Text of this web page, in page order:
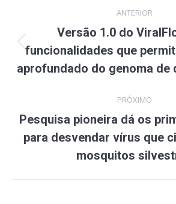
de
post:
ANTERIOR
Post
anterior:
Versão 1.0 do
funcionalidades que
aprofundado do genoma de
PRÓXIMO
Próximo
post:
Pesquisa pioneira dá os
para desvendar vírus que
mosquitos